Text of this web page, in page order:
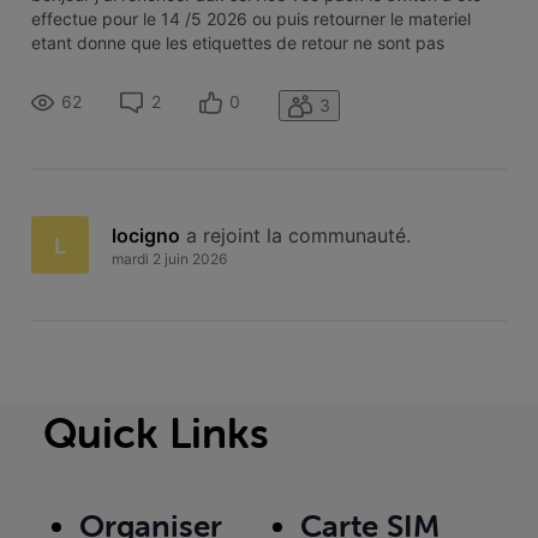
effectue pour le 14 /5 2026 ou puis retourner le materiel
etant donne que les etiquettes de retour ne sont pas
pas payer plusieurs abonnements merci de votre reponse
62 2 0 3
L locigno a rejoint la communauté.
mardi 2 juin 2026
Quick Links
Organiser Carte SIM